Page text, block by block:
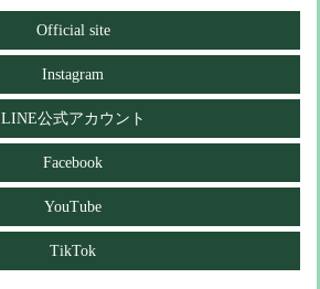
Official site
Instagram
LINE公式アカウント
Facebook
YouTube
TikTok